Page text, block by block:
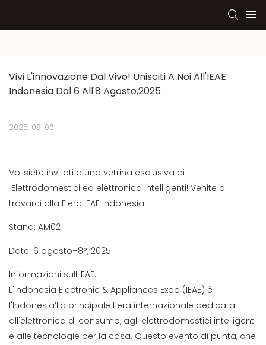
Vivi L'innovazione Dal Vivo! Unisciti A Noi All'IEAE
Indonesia Dal 6 All'8 Agosto,2025
2025-08-06
Voi’siete invitati a una vetrina esclusiva di
Elettrodomestici ed elettronica intelligenti! Venite a
trovarci alla Fiera IEAE Indonesia:
Stand: AM02
Date: 6 agosto–8°, 2025
Informazioni sull'IEAE:
L'Indonesia Electronic & Appliances Expo (IEAE) è
l'Indonesia’La principale fiera internazionale dedicata
all'elettronica di consumo, agli elettrodomestici intelligenti
e alle tecnologie per la casa. Questo evento di punta, che